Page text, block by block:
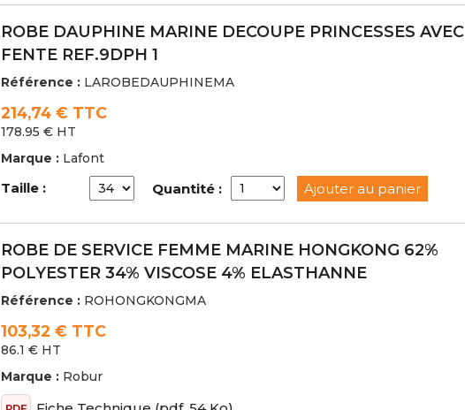
ROBE DAUPHINE MARINE DECOUPE PRINCESSES AVEC
FENTE REF.9DPH 1
Référence : LAROBEDAUPHINEMA
214,74 € TTC
178.95 € HT
Marque : Lafont
Taille : Quantité : Ajouter au panier
ROBE DE SERVICE FEMME MARINE HONGKONG 62%
POLYESTER 34% VISCOSE 4% ELASTHANNE
Référence : ROHONGKONGMA
103,32 € TTC
86.1 € HT
Marque : Robur